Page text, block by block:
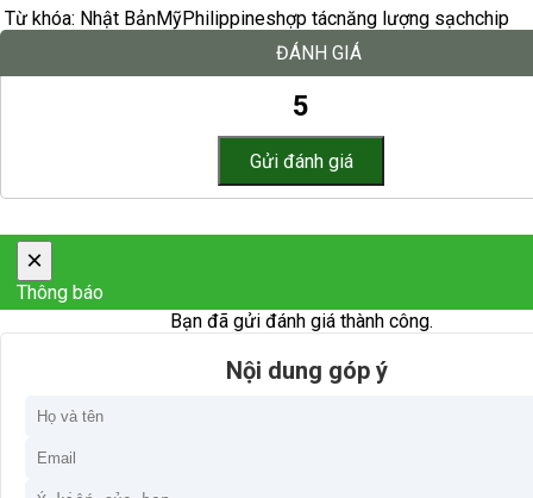
Từ khóa: Nhật BảnMỹPhilippineshợp tácnăng lượng sạchchip
ĐÁNH GIÁ
5
×
Thông báo
Bạn đã gửi đánh giá thành công.
Nội dung góp ý